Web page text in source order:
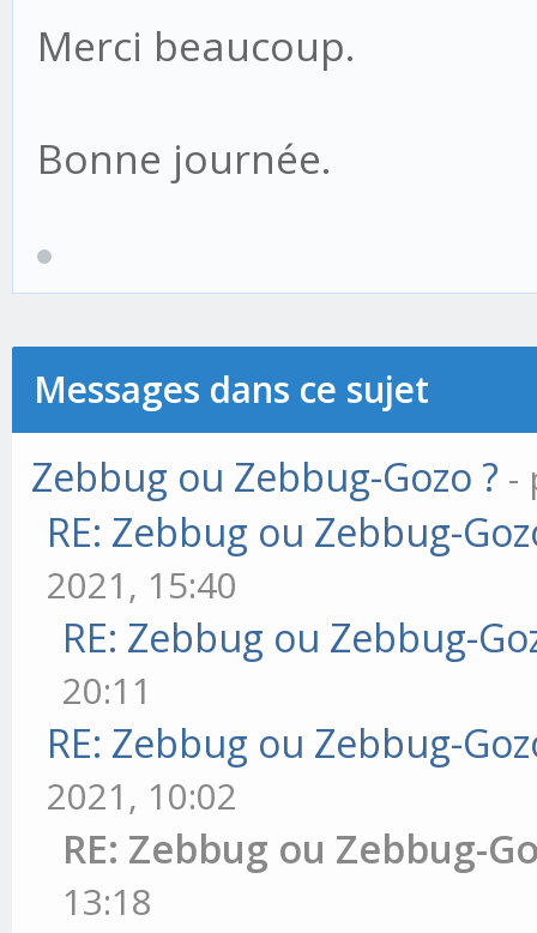
Merci beaucoup.
Bonne journée.
Messages dans ce sujet
Zebbug ou Zebbug-Gozo ? -
RE: Zebbug ou Zebbug-
2021, 15:40
RE: Zebbug ou Zebbug-
20:11
RE: Zebbug ou Zebbug-
2021, 10:02
RE: Zebbug ou Zebbug-
13:18